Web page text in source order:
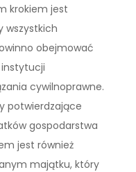
krokiem jest
wszystkich
obejmować
instytucji
cywilnoprawne.
potwierdzające
gospodarstwa
jest również
majątku, który